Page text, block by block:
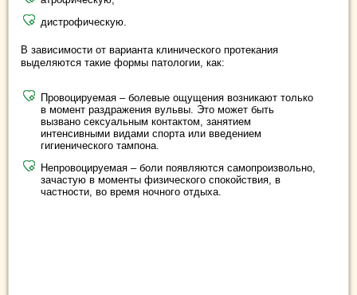
дистрофическую.
В зависимости от варианта клинического протекания
выделяются такие формы патологии, как:
Провоцируемая – болевые ощущения возникают только
в момент раздражения вульвы. Это может быть
вызвано сексуальным контактом, занятием
интенсивными видами спорта или введением
гигиенического тампона.
Непровоцируемая – боли появляются самопроизвольно,
зачастую в моменты физического спокойствия, в
частности, во время ночного отдыха.